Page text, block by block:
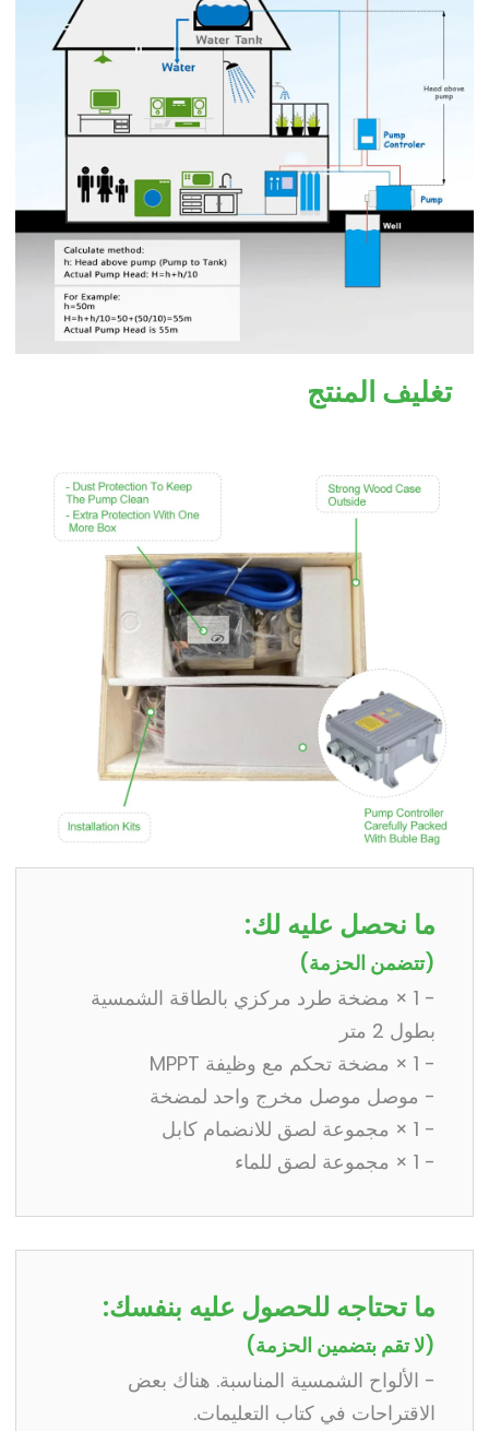
تغليف المنتج
ما نحصل عليه لك:
(تتضمن الحزمة)
- 1 × مضخة طرد مركزي بالطاقة الشمسية
بطول 2 متر
- 1 × مضخة تحكم مع وظيفة MPPT
- موصل موصل مخرج واحد لمضخة
- 1 × مجموعة لصق للانضمام كابل
- 1 × مجموعة لصق للماء
ما تحتاجه للحصول عليه بنفسك:
(لا تقم بتضمين الحزمة)
- الألواح الشمسية المناسبة. هناك بعض
الاقتراحات في كتاب التعليمات.